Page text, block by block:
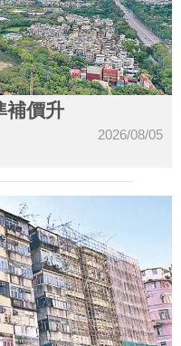
補價升
2026/08/05